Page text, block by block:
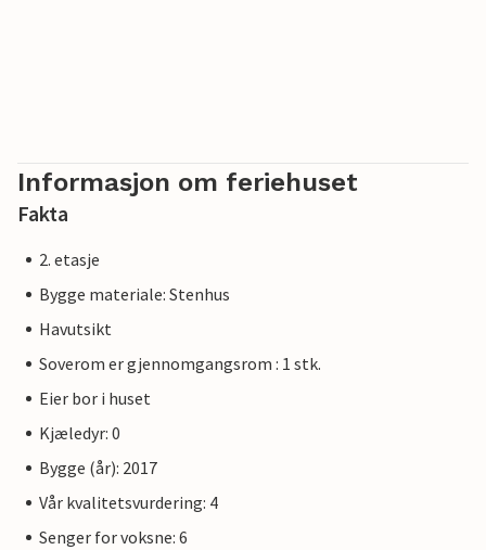
Informasjon om feriehuset
Fakta
2. etasje
Bygge materiale: Stenhus
Havutsikt
Soverom er gjennomgangsrom : 1 stk.
Eier bor i huset
Kjæledyr: 0
Bygge (år): 2017
Vår kvalitetsvurdering: 4
Senger for voksne: 6